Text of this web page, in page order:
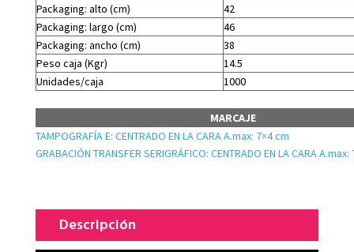
Packaging: alto (cm)
42
Packaging: largo (cm)
46
Packaging: ancho (cm)
38
Peso caja (Kgr)
14.5
Unidades/caja
1000
MARCAJE
TAMPOGRAFÍA E: CENTRADO EN LA CARA A.max: 7×4 cm
GRABACIÓN TRANSFER SERIGRÁFICO: CENTRADO EN LA CARA
Descripción